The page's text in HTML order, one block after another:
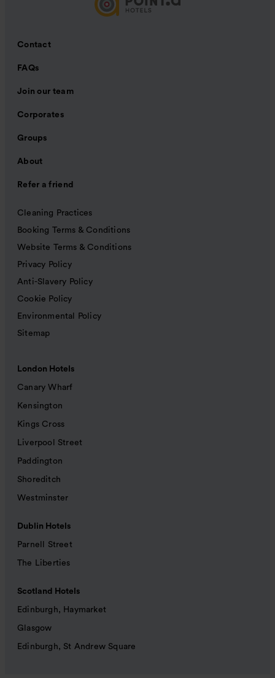
Contact
FAQs
Join our team
Corporates
Groups
About
Refer a friend
Cleaning Practices
Booking Terms & Conditions
Website Terms & Conditions
Privacy Policy
Anti-Slavery Policy
Cookie Policy
Environmental Policy
Sitemap
London Hotels
Canary Wharf
Kensington
Kings Cross
Liverpool Street
Paddington
Shoreditch
Westminster
Dublin Hotels
Parnell Street
The Liberties
Scotland Hotels
Edinburgh, Haymarket
Glasgow
Edinburgh, St Andrew Square